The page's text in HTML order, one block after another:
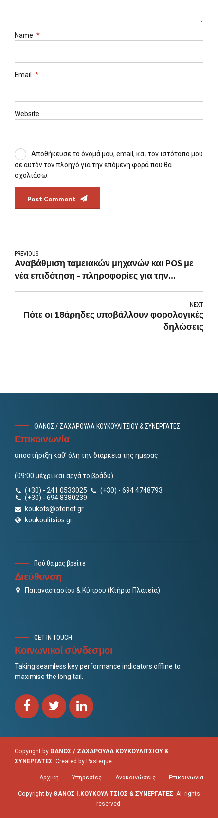
Name *
Email *
Website
Αποθήκευσε το όνομά μου, email, και τον ιστότοπο μου
σε αυτόν τον πλοηγό για την επόμενη φορά που θα
σχολιάσω.
Post Comment
PREVIOUS
Αναβάθμιση ταμειακών μηχανών και POS με
νέα επιδότηση - πληροφορίες για την
NEXT
Πότε οι 18άρηδες υποβάλλουν φορολογικές
δηλώσεις
ΘΑΝΟΣ / ΖΑΧΑΡΟΥΛΑ ΚΟΥΚΟΥΛΙΤΣΙΟΥ & ΣΥΝΕΡΓΑΤΕΣ
Επικοινωνία
υποστήριξη καθ’ όλη την διάρκεια της ημέρας
(09:00 μέχρι και αργά το βράδυ).
(+30) - 241 0533025
(+30) - 694 4748793
(+30) - 694 8380239
koukots@otenet.gr
koukoulitsios.gr
Πού θα μας βρείτε
Διεύθυνση
Παπαναστασίου & Κύπρου (Κτήριο Πλατεία)
GET IN TOUCH
Κοινωνικοί σύνδεσμοι
Taking seamless key performance indicators offline to
maximise the long tail.
Copyright by ΘΑΝΟΣ / ΖΑΧΑΡΟΥΛΑ ΚΟΥΚΟΥΛΙΤΣΙΟΥ &
ΣΥΝΕΡΓΑΤΕΣ . Created by Pasteque
Αρχική Υπηρεσίες Ανακοινώσεις Επικοινωνία
Copyright by ΘΑΝΟΣ Ι.ΚΟΥΚΟΥΛΙΤΣΙΟΣ & ΣΥΝΕΡΓΑΤΕΣ. All rights
reserved.